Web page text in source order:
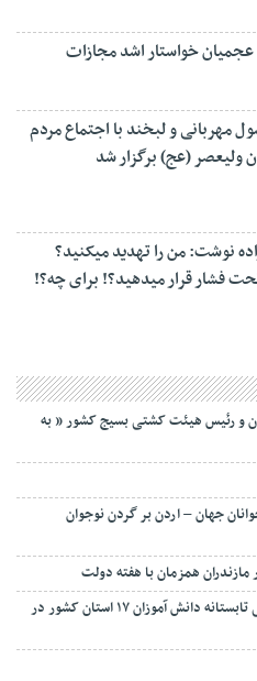
عجمیان خواستار اشد مجازات
مهربانی و لبخند با اجتماع مردم
ولیعصر (عج) برگزار شد
نوشت: من را تهدید میکنید؟
تحت فشار قرار میدهید؟! برای چه؟!
و رئیس هیئت کشتی بسیج کشور ” به
جهان – اردن بر گردن نوجوان
پایان ۱۰ دوره اردوهای تخصصی مهارتی تابستانه دانش آموزان ۱۷ استان کشور در